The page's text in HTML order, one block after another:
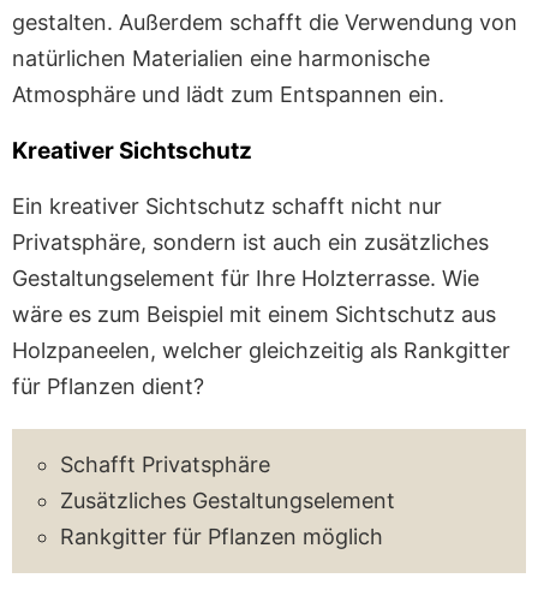
gestalten. Außerdem schafft die Verwendung von
natürlichen Materialien eine harmonische
Atmosphäre und lädt zum Entspannen ein.
Kreativer Sichtschutz
Ein kreativer Sichtschutz schafft nicht nur
Privatsphäre, sondern ist auch ein zusätzliches
Gestaltungselement für Ihre Holzterrasse. Wie
wäre es zum Beispiel mit einem Sichtschutz aus
Holzpaneelen, welcher gleichzeitig als Rankgitter
für Pflanzen dient?
Schafft Privatsphäre
Zusätzliches Gestaltungselement
Rankgitter für Pflanzen möglich